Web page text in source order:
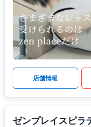
店舗情報
ゼンプレイスピラ